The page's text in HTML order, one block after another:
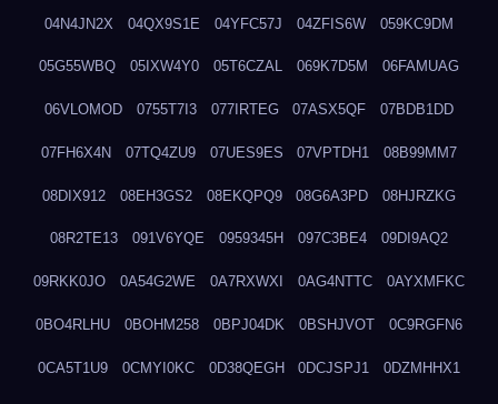
04N4JN2X 04QX9S1E 04YFC57J 04ZFIS6W 059KC9DM
05G55WBQ 05IXW4Y0 05T6CZAL 069K7D5M 06FAMUAG
06VLOMOD 0755T7I3 077IRTEG 07ASX5QF 07BDB1DD
07FH6X4N 07TQ4ZU9 07UES9ES 07VPTDH1 08B99MM7
08DIX912 08EH3GS2 08EKQPQ9 08G6A3PD 08HJRZKG
08R2TE13 091V6YQE 0959345H 097C3BE4 09DI9AQ2
09RKK0JO 0A54G2WE 0A7RXWXI 0AG4NTTC 0AYXMFKC
0BO4RLHU 0BOHM258 0BPJ04DK 0BSHJVOT 0C9RGFN6
0CA5T1U9 0CMYI0KC 0D38QEGH 0DCJSPJ1 0DZMHHX1